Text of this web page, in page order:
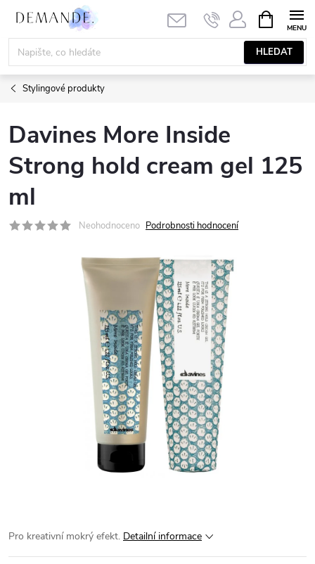
obsah
HLEDAT
NÁKUPNÍ
KOŠÍK
Stylingové produkty
Davines More Inside
Strong hold cream gel 125
ml
Neohodnoceno Podrobnosti hodnocení
Pro kreativní mokrý efekt. Detailní informace